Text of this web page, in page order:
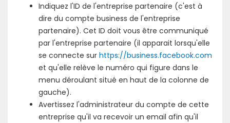
Indiquez l'ID de l'entreprise partenaire (c'est à
dire du compte business de l'entreprise
partenaire). Cet ID doit vous être communiqué
par l'entreprise partenaire (il apparait lorsqu'elle
se connecte sur https://business.facebook.com
et qu'elle relève le numéro qui figure dans le
menu déroulant situé en haut de la colonne de
gauche).
Avertissez l'administrateur du compte de cette
entreprise qu'il va recevoir un email afin qu'il